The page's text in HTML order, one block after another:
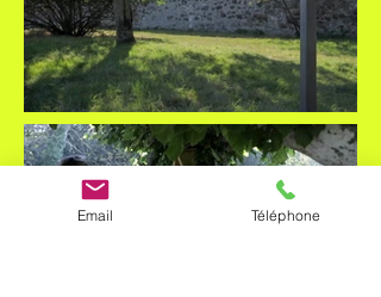
Email Téléphone